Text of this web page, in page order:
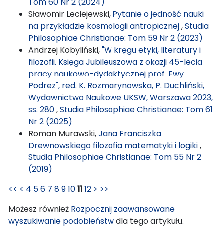
Sławomir Leciejewski, Pytanie o jedność nauki
na przykładzie kosmologii antropicznej,Studia
Philosophiae Christianae: Tom 59 Nr 2 (2023)
Andrzej Kobyliński,"W kręgu etyki, literatury i
filozofii. Księga Jubileuszowa z okazji 45-lecia
pracy naukowo-dydaktycznej prof. Ewy
Podrez", red. K. Rozmarynowska, P. Duchliński,
Wydawnictwo Naukowe UKSW, Warszawa 2023,
ss. 280,Studia Philosophiae Christianae: Tom 61
Nr 2 (2025)
Roman Murawski,Jana Franciszka
Drewnowskiego filozofia matematyki i logiki,
Studia Philosophiae Christianae: Tom 55 Nr 2
(2019)
<< < 4 56 7 89101112 > >>
Możesz również Rozpocznij zaawansowane
wyszukiwanie podobieństwdla tego artykułu.